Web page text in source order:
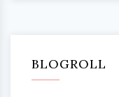
BLOGROLL